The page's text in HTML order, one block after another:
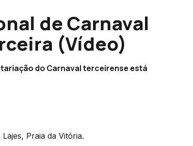
de Carnaval
(Vídeo)
do Carnaval terceirense está
Praia da Vitória.